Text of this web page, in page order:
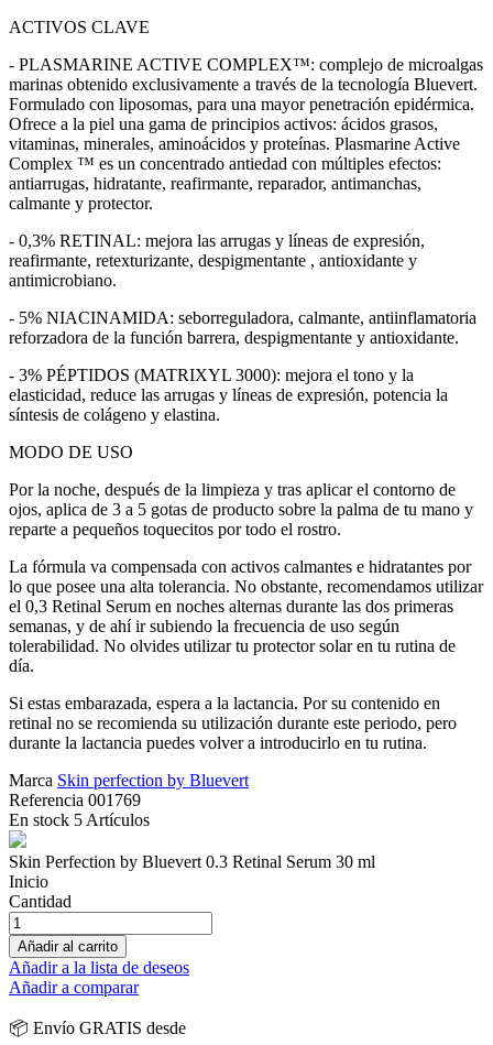
ACTIVOS CLAVE
- PLASMARINE ACTIVE COMPLEX™: complejo de microalgas
marinas obtenido exclusivamente a través de la tecnología Bluevert.
Formulado con liposomas, para una mayor penetración epidérmica.
Ofrece a la piel una gama de principios activos: ácidos grasos,
vitaminas, minerales, aminoácidos y proteínas. Plasmarine Active
Complex ™ es un concentrado antiedad con múltiples efectos:
antiarrugas, hidratante, reafirmante, reparador, antimanchas,
calmante y protector.
- 0,3% RETINAL: mejora las arrugas y líneas de expresión,
reafirmante, retexturizante, despigmentante , antioxidante y
antimicrobiano.
- 5% NIACINAMIDA: seborreguladora, calmante, antiinflamatoria
reforzadora de la función barrera, despigmentante y antioxidante.
- 3% PÉPTIDOS (MATRIXYL 3000): mejora el tono y la
elasticidad, reduce las arrugas y líneas de expresión, potencia la
síntesis de colágeno y elastina.
MODO DE USO
Por la noche, después de la limpieza y tras aplicar el contorno de
ojos, aplica de 3 a 5 gotas de producto sobre la palma de tu mano y
reparte a pequeños toquecitos por todo el rostro.
La fórmula va compensada con activos calmantes e hidratantes por
lo que posee una alta tolerancia. No obstante, recomendamos utilizar
el 0,3 Retinal Serum en noches alternas durante las dos primeras
semanas, y de ahí ir subiendo la frecuencia de uso según
tolerabilidad. No olvides utilizar tu protector solar en tu rutina de
día.
Si estas embarazada, espera a la lactancia. Por su contenido en
retinal no se recomienda su utilización durante este periodo, pero
durante la lactancia puedes volver a introducirlo en tu rutina.
Marca Skin perfection by Bluevert
Referencia 001769
En stock 5 Artículos
Skin Perfection by Bluevert 0.3 Retinal Serum 30 ml
Inicio
Cantidad
Añadir al carrito
Añadir a la lista de deseos
Añadir a comparar
📦 Envío GRATIS desde